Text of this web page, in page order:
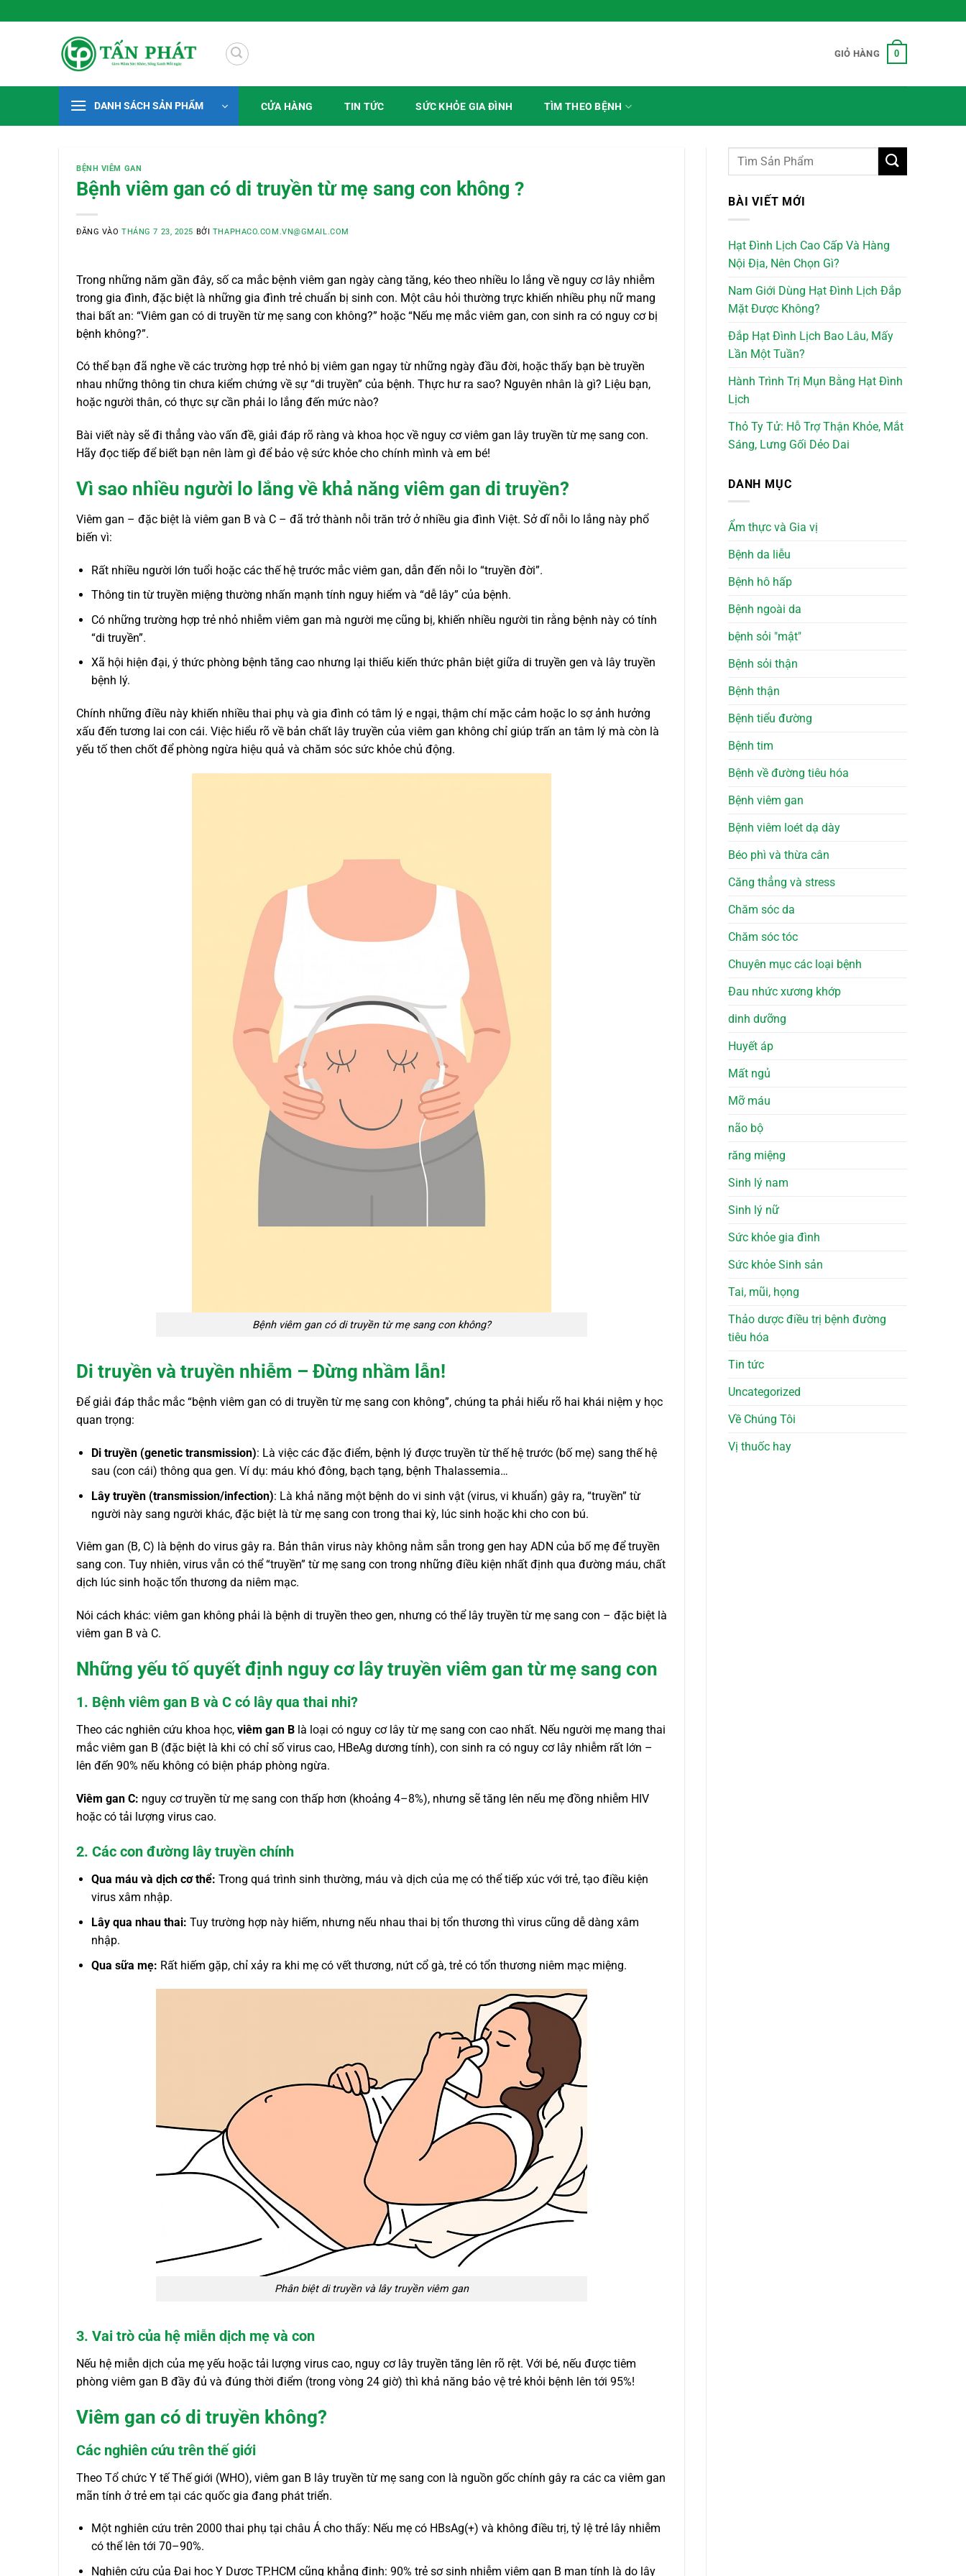
qua
GIỎ HÀNG 0
DANH SÁCH SẢN PHẨM CỬA HÀNG TIN TỨC SỨC KHỎE GIA ĐÌNH TÌM THEO BỆNH
BỆNH VIÊM GAN
Bệnh viêm gan có di truyền từ mẹ sang con không ?
ĐĂNG VÀOTHÁNG 7 23, 2025 BỞI THAPHACO.COM.VN@GMAIL.COM
Trong những năm gần đây, số ca mắc bệnh viêm gan ngày càng tăng, kéo theo nhiều lo lắng về nguy cơ lây nhiễm
trong gia đình, đặc biệt là những gia đình trẻ chuẩn bị sinh con. Một câu hỏi thường trực khiến nhiều phụ nữ mang
thai bất an: “Viêm gan có di truyền từ mẹ sang con không?” hoặc “Nếu mẹ mắc viêm gan, con sinh ra có nguy cơ bị
bệnh không?”.
Có thể bạn đã nghe về các trường hợp trẻ nhỏ bị viêm gan ngay từ những ngày đầu đời, hoặc thấy bạn bè truyền
nhau những thông tin chưa kiểm chứng về sự “di truyền” của bệnh. Thực hư ra sao? Nguyên nhân là gì? Liệu bạn,
hoặc người thân, có thực sự cần phải lo lắng đến mức nào?
Bài viết này sẽ đi thẳng vào vấn đề, giải đáp rõ ràng và khoa học về nguy cơ viêm gan lây truyền từ mẹ sang con.
Hãy đọc tiếp để biết bạn nên làm gì để bảo vệ sức khỏe cho chính mình và em bé!
Vì sao nhiều người lo lắng về khả năng viêm gan di truyền?
Viêm gan – đặc biệt là viêm gan B và C – đã trở thành nỗi trăn trở ở nhiều gia đình Việt. Sở dĩ nỗi lo lắng này phổ
biến vì:
Rất nhiều người lớn tuổi hoặc các thế hệ trước mắc viêm gan, dẫn đến nỗi lo “truyền đời”.
Thông tin từ truyền miệng thường nhấn mạnh tính nguy hiểm và “dễ lây” của bệnh.
Có những trường hợp trẻ nhỏ nhiễm viêm gan mà người mẹ cũng bị, khiến nhiều người tin rằng bệnh này có tính
“di truyền”.
Xã hội hiện đại, ý thức phòng bệnh tăng cao nhưng lại thiếu kiến thức phân biệt giữa di truyền gen và lây truyền
bệnh lý.
Chính những điều này khiến nhiều thai phụ và gia đình có tâm lý e ngại, thậm chí mặc cảm hoặc lo sợ ảnh hưởng
xấu đến tương lai con cái. Việc hiểu rõ về bản chất lây truyền của viêm gan không chỉ giúp trấn an tâm lý mà còn là
yếu tố then chốt để phòng ngừa hiệu quả và chăm sóc sức khỏe chủ động.
Bệnh viêm gan có di truyền từ mẹ sang con không?
Di truyền và truyền nhiễm – Đừng nhầm lẫn!
Để giải đáp thắc mắc “bệnh viêm gan có di truyền từ mẹ sang con không”, chúng ta phải hiểu rõ hai khái niệm y học
quan trọng:
Di truyền (genetic transmission): Là việc các đặc điểm, bệnh lý được truyền từ thế hệ trước (bố mẹ) sang thế hệ
sau (con cái) thông qua gen. Ví dụ: máu khó đông, bạch tạng, bệnh Thalassemia…
Lây truyền (transmission/infection): Là khả năng một bệnh do vi sinh vật (virus, vi khuẩn) gây ra, “truyền” từ
người này sang người khác, đặc biệt là từ mẹ sang con trong thai kỳ, lúc sinh hoặc khi cho con bú.
Viêm gan (B, C) là bệnh do virus gây ra. Bản thân virus này không nằm sẵn trong gen hay ADN của bố mẹ để truyền
sang con. Tuy nhiên, virus vẫn có thể “truyền” từ mẹ sang con trong những điều kiện nhất định qua đường máu, chất
dịch lúc sinh hoặc tổn thương da niêm mạc.
Nói cách khác: viêm gan không phải là bệnh di truyền theo gen, nhưng có thể lây truyền từ mẹ sang con – đặc biệt là
viêm gan B và C.
Những yếu tố quyết định nguy cơ lây truyền viêm gan từ mẹ sang con
1. Bệnh viêm gan B và C có lây qua thai nhi?
Theo các nghiên cứu khoa học, viêm gan B là loại có nguy cơ lây từ mẹ sang con cao nhất. Nếu người mẹ mang thai
mắc viêm gan B (đặc biệt là khi có chỉ số virus cao, HBeAg dương tính), con sinh ra có nguy cơ lây nhiễm rất lớn –
lên đến 90% nếu không có biện pháp phòng ngừa.
Viêm gan C: nguy cơ truyền từ mẹ sang con thấp hơn (khoảng 4–8%), nhưng sẽ tăng lên nếu mẹ đồng nhiễm HIV
hoặc có tải lượng virus cao.
2. Các con đường lây truyền chính
Qua máu và dịch cơ thể: Trong quá trình sinh thường, máu và dịch của mẹ có thể tiếp xúc với trẻ, tạo điều kiện
virus xâm nhập.
Lây qua nhau thai: Tuy trường hợp này hiếm, nhưng nếu nhau thai bị tổn thương thì virus cũng dễ dàng xâm
nhập.
Qua sữa mẹ: Rất hiếm gặp, chỉ xảy ra khi mẹ có vết thương, nứt cổ gà, trẻ có tổn thương niêm mạc miệng.
Phân biệt di truyền và lây truyền viêm gan
3. Vai trò của hệ miễn dịch mẹ và con
Nếu hệ miễn dịch của mẹ yếu hoặc tải lượng virus cao, nguy cơ lây truyền tăng lên rõ rệt. Với bé, nếu được tiêm
phòng viêm gan B đầy đủ và đúng thời điểm (trong vòng 24 giờ) thì khả năng bảo vệ trẻ khỏi bệnh lên tới 95%!
Viêm gan có di truyền không?
Các nghiên cứu trên thế giới
Theo Tổ chức Y tế Thế giới (WHO), viêm gan B lây truyền từ mẹ sang con là nguồn gốc chính gây ra các ca viêm gan
mãn tính ở trẻ em tại các quốc gia đang phát triển.
Một nghiên cứu trên 2000 thai phụ tại châu Á cho thấy: Nếu mẹ có HBsAg(+) và không điều trị, tỷ lệ trẻ lây nhiễm
có thể lên tới 70–90%.
Nghiên cứu của Đại học Y Dược TP.HCM cũng khẳng định: 90% trẻ sơ sinh nhiễm viêm gan B mạn tính là do lây
BÀI VIẾT MỚI
Hạt Đình Lịch Cao Cấp Và Hàng
Nội Địa, Nên Chọn Gì?
Nam Giới Dùng Hạt Đình Lịch Đắp
Mặt Được Không?
Đắp Hạt Đình Lịch Bao Lâu, Mấy
Lần Một Tuần?
Hành Trình Trị Mụn Bằng Hạt Đình
Lịch
Thỏ Ty Tử: Hỗ Trợ Thận Khỏe, Mắt
Sáng, Lưng Gối Dẻo Dai
DANH MỤC
Ẩm thực và Gia vị
Bệnh da liễu
Bệnh hô hấp
Bệnh ngoài da
bệnh sỏi "mật"
Bệnh sỏi thận
Bệnh thận
Bệnh tiểu đường
Bệnh tim
Bệnh về đường tiêu hóa
Bệnh viêm gan
Bệnh viêm loét dạ dày
Béo phì và thừa cân
Căng thẳng và stress
Chăm sóc da
Chăm sóc tóc
Chuyên mục các loại bệnh
Đau nhức xương khớp
dinh dưỡng
Huyết áp
Mất ngủ
Mỡ máu
não bộ
răng miệng
Sinh lý nam
Sinh lý nữ
Sức khỏe gia đình
Sức khỏe Sinh sản
Tai, mũi, họng
Thảo dược điều trị bệnh đường
tiêu hóa
Tin tức
Uncategorized
Về Chúng Tôi
Vị thuốc hay